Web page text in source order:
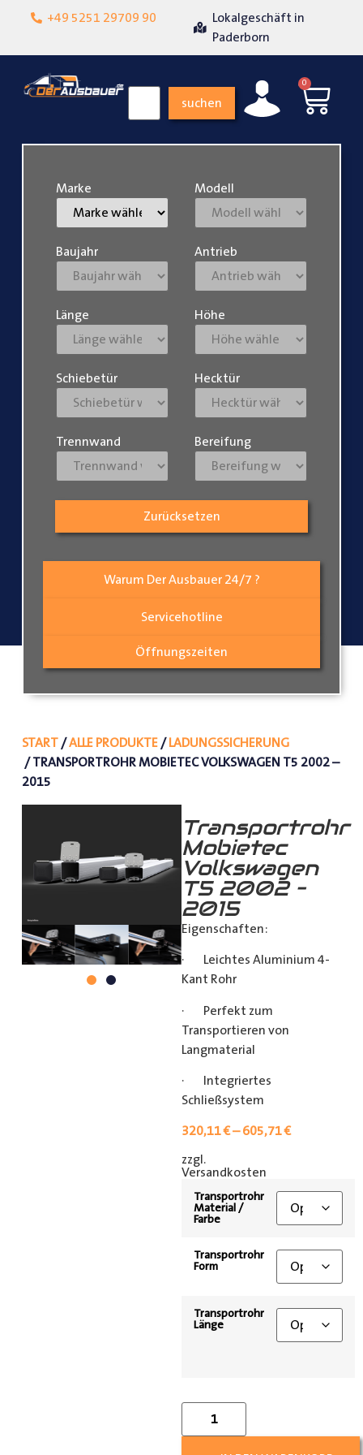
+49 5251 29709 90
Lokalgeschäft in
Paderborn
suchen
0
Warum Der Ausbauer 24/7 ?
Servicehotline
Öffnungszeiten
Marke Modell
Baujahr Antrieb
Länge Höhe
Schiebetür Hecktür
Trennwand Bereifung
Zurücksetzen
START/ALLE PRODUKTE/LADUNGSSICHERUNG
/ TRANSPORTROHR MOBIETEC VOLKSWAGEN T5 2002 –
2015
Transportrohr
Mobietec
Volkswagen
T5 2002 –
2015
Eigenschaften:
· Leichtes Aluminium 4-
Kant Rohr
· Perfekt zum
Transportieren von
Langmaterial
· Integriertes
Schließsystem
320,11€–605,71€
zzgl.
Versandkosten
Transportrohr
Material /
Farbe
Transportrohr
Form
Transportrohr
Länge